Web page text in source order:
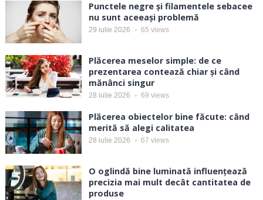
Punctele negre și filamentele sebacee
nu sunt aceeași problemă
29 iulie 2026 65 views
Plăcerea meselor simple: de ce
prezentarea contează chiar și când
mănânci singur
28 iulie 2026 69 views
Plăcerea obiectelor bine făcute: când
merită să alegi calitatea
28 iulie 2026 67 views
O oglindă bine luminată influențează
precizia mai mult decât cantitatea de
produse